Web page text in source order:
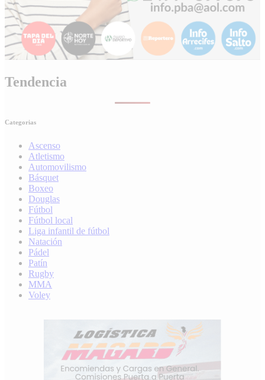
Tendencia
Categorias
Ascenso
Atletismo
Automovilismo
Básquet
Boxeo
Douglas
Fútbol
Fútbol local
Liga infantil de fútbol
Natación
Pádel
Patín
Rugby
MMA
Voley